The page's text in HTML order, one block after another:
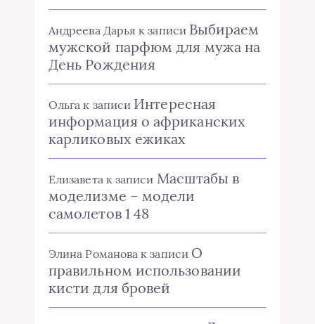
Андреева Дарья к записи Выбираем
мужской парфюм для мужа на
День Рождения
Ольга к записи Интересная
информация о африканских
карликовых ежиках
Елизавета к записи Масштабы в
моделизме – модели
самолетов 1 48
Элина Романова к записи О
правильном использовании
кисти для бровей